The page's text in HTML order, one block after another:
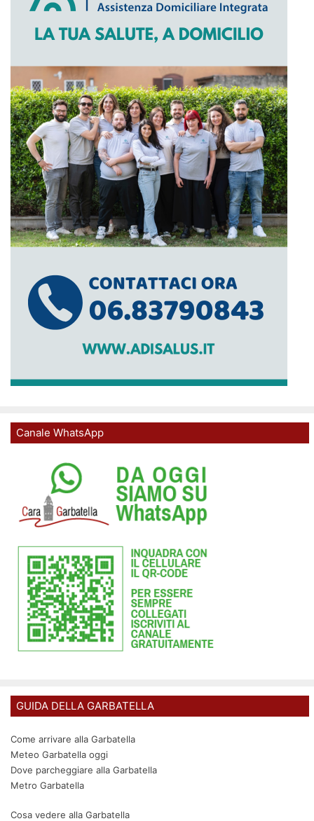
Canale WhatsApp
GUIDA DELLA GARBATELLA
Come arrivare alla Garbatella
Meteo Garbatella oggi
Dove parcheggiare alla Garbatella
Metro Garbatella
Cosa vedere alla Garbatella